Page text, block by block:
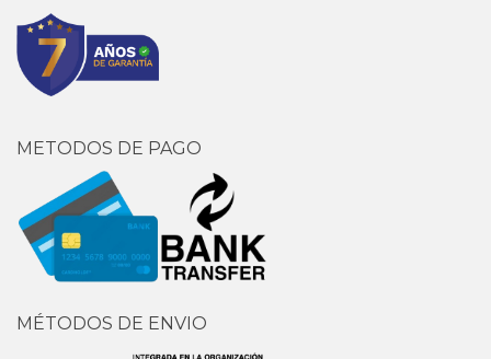
METODOS DE PAGO
MÉTODOS DE ENVIO